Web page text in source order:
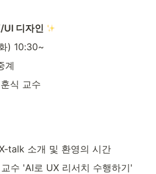
UI 디자인
) 10:30~
계
식 교수
talk 소개 및 환영의 시간
수 'AI로 UX 리서치 수행하기'